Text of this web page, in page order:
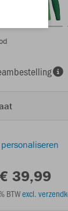
39,99
BTWexcl.